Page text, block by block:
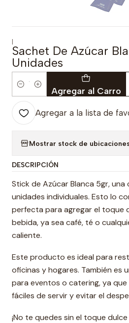
|
Sachet De Azúcar
Unidades
Cantidad Agregar al Carro
Agregar a la lista de
Mostrar stock de
DESCRIPCIÓN
Stick de Azúcar Blanca 5gr, una
unidades individuales. Esto lo
perfecta para agregar el toque
bebida, ya sea café, té o
caliente.
Este producto es ideal para
oficinas y hogares. También es
para eventos o catering, ya
fáciles de servir y evitar el
¡No te quedes sin el toque